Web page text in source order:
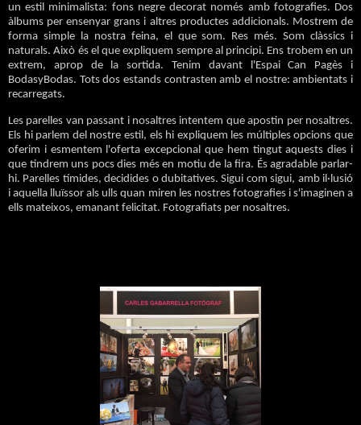
un estil minimalista: fons negre decorat només amb fotografies. Dos
àlbums per ensenyar grans i altres productes addicionals. Mostrem de
forma simple la nostra feina, el que som. Res més. Som clàssics i
naturals. Això és el que expliquem sempre al principi. Ens trobem en un
extrem, aprop de la sortida. Tenim davant l'Espai Can Pagès i
BodasyBodas. Tots dos estands contrasten amb el nostre: ambientats i
recarregats.
Les parelles van passant i nosaltres intentem que apostin per nosaltres.
Els hi parlem del nostre estil, els hi expliquem les múltiples opcions que
oferim i esmentem l'oferta excepcional que hem tingut aquests dies i
que tindrem uns pocs dies més en motiu de la fira. És agradable parlar-
hi. Parelles tímides, decidides o dubitatives. Sigui com sigui, amb il·lusió
i aquella lluïssor als ulls quan miren les nostres fotografies i s'imaginen a
ells mateixos, emanant felicitat. Fotografiats per nosaltres.